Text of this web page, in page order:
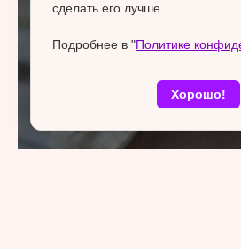
сделать его лучше.
Подробнее в "Политике
Хорошо!